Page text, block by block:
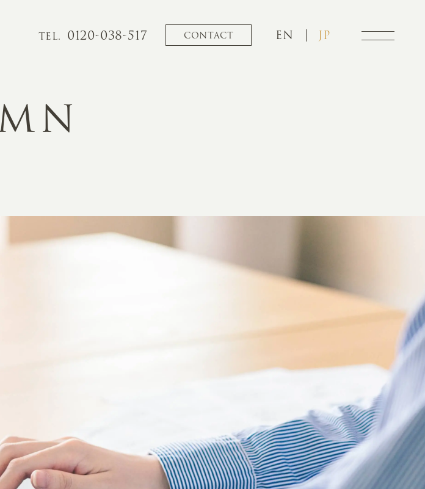
TEL. 0120-038-517 CONTACT EN JP